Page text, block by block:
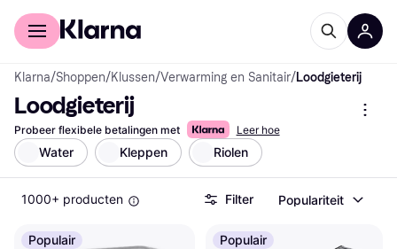
Voor shoppers
Klarna/Shoppen/Klussen/Verwarming en Sanitair/Loodgieterij
Loodgieterij
Probeer flexibele betalingen met Leer hoe
Water Kleppen Riolen
1000+ producten Filter Populariteit
Populair Populair